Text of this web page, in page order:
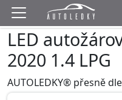
LED
2020 1.4 LPG
AUTOLEDKY® přesně